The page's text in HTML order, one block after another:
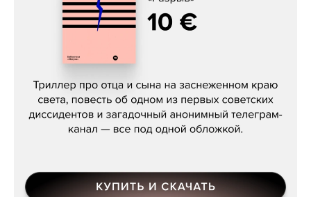
Даниил Туровский, «Разрыв»